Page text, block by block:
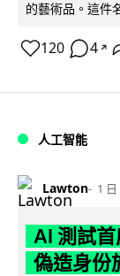
的藝術品。這件
120 4 ↗
人工智能
Lawton 1 日
AI 測試
偽造身份